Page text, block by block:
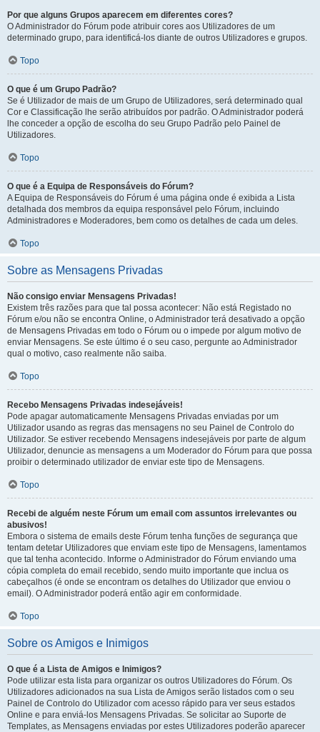
Por que alguns Grupos aparecem em diferentes cores?
O Administrador do Fórum pode atribuir cores aos Utilizadores de um
determinado grupo, para identificá-los diante de outros Utilizadores e grupos.
Topo
O que é um Grupo Padrão?
Se é Utilizador de mais de um Grupo de Utilizadores, será determinado qual
Cor e Classificação lhe serão atribuídos por padrão. O Administrador poderá
lhe conceder a opção de escolha do seu Grupo Padrão pelo Painel de
Utilizadores.
Topo
O que é a Equipa de Responsáveis do Fórum?
A Equipa de Responsáveis do Fórum é uma página onde é exibida a Lista
detalhada dos membros da equipa responsável pelo Fórum, incluindo
Administradores e Moderadores, bem como os detalhes de cada um deles.
Topo
Sobre as Mensagens Privadas
Não consigo enviar Mensagens Privadas!
Existem três razões para que tal possa acontecer: Não está Registado no
Fórum e/ou não se encontra Online, o Administrador terá desativado a opção
de Mensagens Privadas em todo o Fórum ou o impede por algum motivo de
enviar Mensagens. Se este último é o seu caso, pergunte ao Administrador
qual o motivo, caso realmente não saiba.
Topo
Recebo Mensagens Privadas indesejáveis!
Pode apagar automaticamente Mensagens Privadas enviadas por um
Utilizador usando as regras das mensagens no seu Painel de Controlo do
Utilizador. Se estiver recebendo Mensagens indesejáveis por parte de algum
Utilizador, denuncie as mensagens a um Moderador do Fórum para que possa
proibir o determinado utilizador de enviar este tipo de Mensagens.
Topo
Recebi de alguém neste Fórum um email com assuntos irrelevantes ou
abusivos!
Embora o sistema de emails deste Fórum tenha funções de segurança que
tentam detetar Utilizadores que enviam este tipo de Mensagens, lamentamos
que tal tenha acontecido. Informe o Administrador do Fórum enviando uma
cópia completa do email recebido, sendo muito importante que inclua os
cabeçalhos (é onde se encontram os detalhes do Utilizador que enviou o
email). O Administrador poderá então agir em conformidade.
Topo
Sobre os Amigos e Inimigos
O que é a Lista de Amigos e Inimigos?
Pode utilizar esta lista para organizar os outros Utilizadores do Fórum. Os
Utilizadores adicionados na sua Lista de Amigos serão listados com o seu
Painel de Controlo do Utilizador com acesso rápido para ver seus estados
Online e para enviá-los Mensagens Privadas. Se solicitar ao Suporte de
Templates, as Mensagens enviadas por estes Utilizadores poderão aparecer